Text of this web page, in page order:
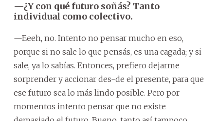
—¿Y con qué futuro soñás? Tanto
individual como colectivo.
—Eeeh, no. Intento no pensar mucho en eso,
porque si no sale lo que pensás, es una cagada; y si
sale, ya lo sabías. Entonces, prefiero dejarme
sorprender y accionar des-de el presente, para que
ese futuro sea lo más lindo posible. Pero por
momentos intento pensar que no existe